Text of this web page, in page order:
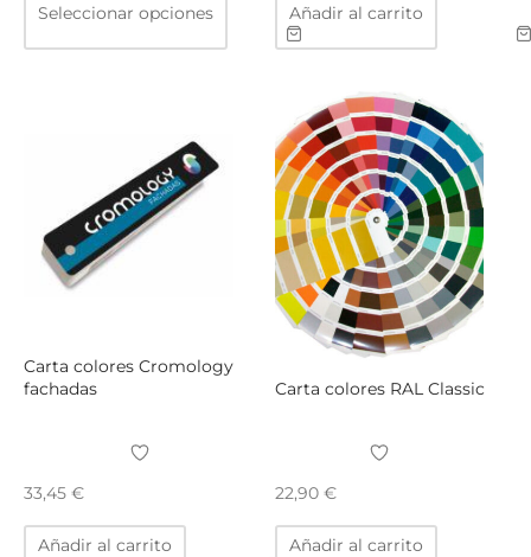
Seleccionar opciones
producto
tiene
opciones
pueden
producto
Añadir al carrito
Carta colores Cromology
fachadas
33,45 €
Añadir al carrito
Carta colores RAL Classic
22,90 €
Añadir al carrito